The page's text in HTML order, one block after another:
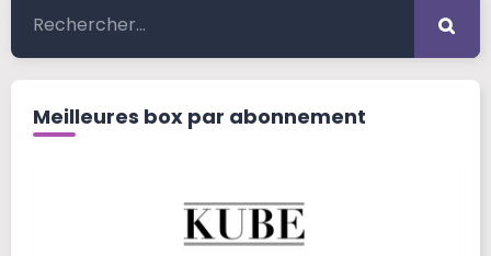
Meilleures box par abonnement